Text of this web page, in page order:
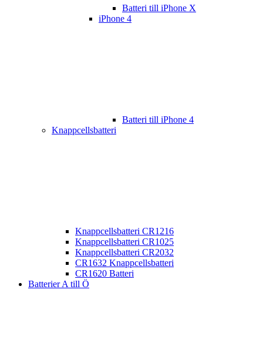
Batteri till iPhone X
iPhone 4
Batteri till iPhone 4
Knappcellsbatteri
Knappcellsbatteri CR1216
Knappcellsbatteri CR1025
Knappcellsbatteri CR2032
CR1632 Knappcellsbatteri
CR1620 Batteri
Batterier A till Ö